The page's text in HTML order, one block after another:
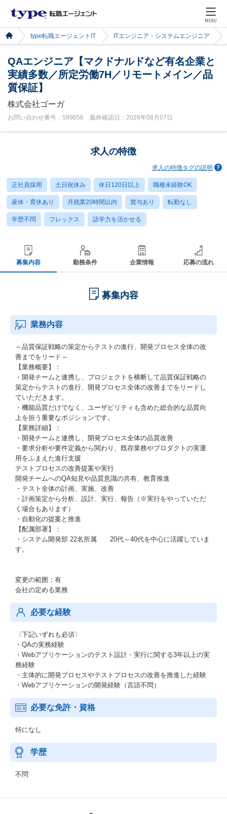
MENU
type転職エージェントIT ITエンジニア・システムエンジニア
QAエンジニア【マクドナルドなど有名企業と
実績多数／所定労働7H／リモートメイン／品
質保証】
株式会社ゴーガ
お問い合わせ番号：599656 最終確認日：2026年08月07日
求人の特徴
求人の特徴タグの説明
正社員採用 土日祝休み 休日120日以上 職種未経験OK
産休・育休あり 月残業20時間以内 賞与あり 転勤なし
学歴不問 フレックス 語学力を活かせる
募集内容 勤務条件 企業情報 応募の流れ
募集内容
業務内容
～品質保証戦略の策定からテストの進行、開発プロセス全体の改
善までをリード～
【業務概要】：
・開発チームと連携し、プロジェクトを横断して品質保証戦略の
策定からテストの進行、開発プロセス全体の改善までをリードし
ていただきます。
・機能品質だけでなく、ユーザビリティも含めた総合的な品質向
上を担う重要なポジションです。
【業務詳細】：
・開発チームと連携し、開発プロセス全体の品質改善
・要求分析や要件定義から関わり、既存業務やプロダクトの実運
用をふまえた進行支援
テストプロセスの改善提案や実行
開発チームへのQA知見や品質意識の共有、教育推進
・テスト全体の計画、実施、改善
・計画策定から分析、設計、実行、報告（※実行をやっていただ
く場合もあります）
・自動化の提案と推進
【配属部署】：
・システム開発部 22名所属 20代～40代を中心に活躍していま
す。
変更の範囲：有
会社の定める業務
必要な経験
〈下記いずれも必須〉
・QAの実務経験
・Webアプリケーションのテスト設計・実行に関する3年以上の実
務経験
・主体的に開発プロセスやテストプロセスの改善を推進した経験
・Webアプリケーションの開発経験（言語不問）
必要な免許・資格
特になし
学歴
不問